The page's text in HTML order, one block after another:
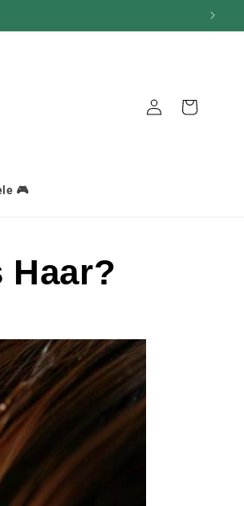
🎮
VerbindungWarenkorb
Haar?